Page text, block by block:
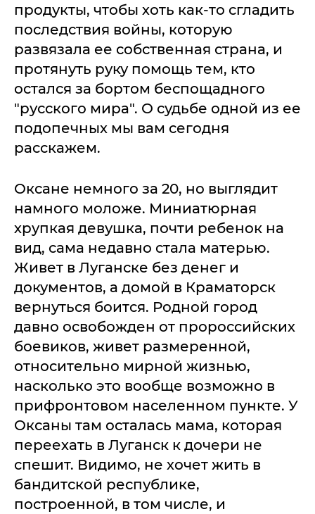
продукты, чтобы хоть как-то сгладить
последствия войны, которую
развязала ее собственная страна, и
протянуть руку помощь тем, кто
остался за бортом беспощадного
"русского мира". О судьбе одной из ее
подопечных мы вам сегодня
расскажем.
Оксане немного за 20, но выглядит
намного моложе. Миниатюрная
хрупкая девушка, почти ребенок на
вид, сама недавно стала матерью.
Живет в Луганске без денег и
документов, а домой в Краматорск
вернуться боится. Родной город
давно освобожден от пророссийских
боевиков, живет размеренной,
относительно мирной жизнью,
насколько это вообще возможно в
прифронтовом населенном пункте. У
Оксаны там осталась мама, которая
переехать в Луганск к дочери не
спешит. Видимо, не хочет жить в
бандитской республике,
построенной, в том числе, и